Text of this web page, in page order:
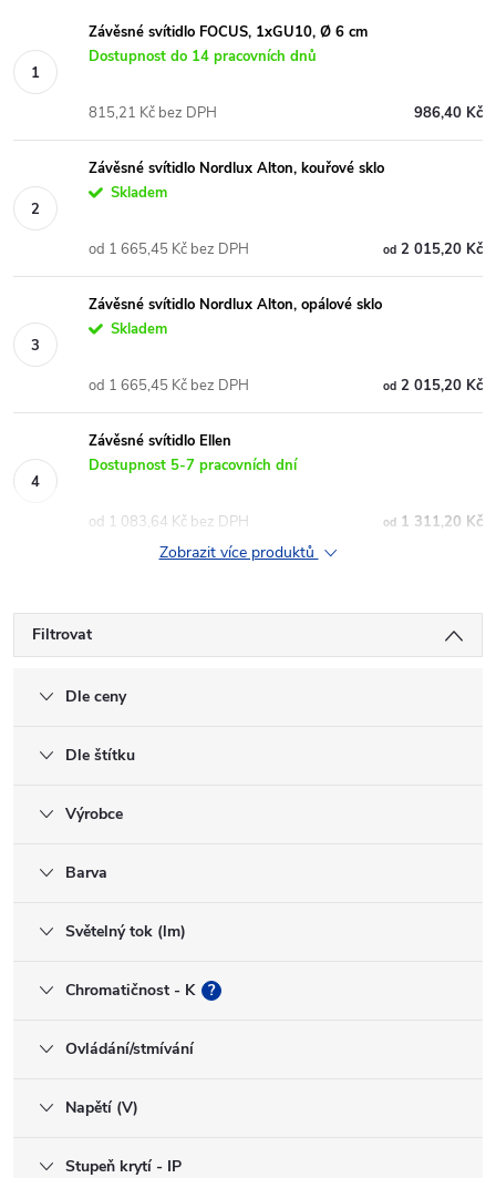
Závěsné svítidlo FOCUS, 1xGU10, Ø 6 cm
Dostupnost do 14 pracovních dnů
986,40 Kč
815,21 Kč bez DPH
Závěsné svítidlo Nordlux Alton, kouřové sklo
Skladem
od2 015,20 Kč
od 1 665,45 Kč bez DPH
Závěsné svítidlo Nordlux Alton, opálové sklo
Skladem
od2 015,20 Kč
od 1 665,45 Kč bez DPH
Závěsné svítidlo Ellen
Dostupnost 5-7 pracovních dní
od1 311,20 Kč
od 1 083,64 Kč bez DPH
Zobrazit více produktů
Filtrovat
Dle ceny
Dle štítku
Výrobce
Barva
Světelný tok (lm)
Chromatičnost - K ?
Ovládání/stmívání
Napětí (V)
Stupeň krytí - IP